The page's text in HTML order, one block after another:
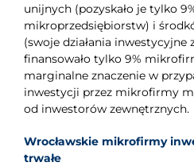
unijnych (pozyskało je tylko
mikroprzedsiębiorstw) i
(swoje działania inwestycyjne
finansowało tylko 9%
marginalne znaczenie w
inwestycji przez mikrofirmy
od inwestorów zewnętrznych.
Wrocławskie mikrofirmy
trwałe